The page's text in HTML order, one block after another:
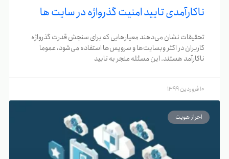
ناکارآمدی تایید امنیت گذرواژه در سایت ها
تحقیقات نشان می‌دهند معیارهایی که برای سنجش قدرت گذرواژه‌
کاربران در اکثر وبسایت‌ها و سرویس‌ها استفاده می‌شود، عموما
ناکارآمد هستند. این مسئله منجر به تایید
10 فروردین 1399
احراز هویت